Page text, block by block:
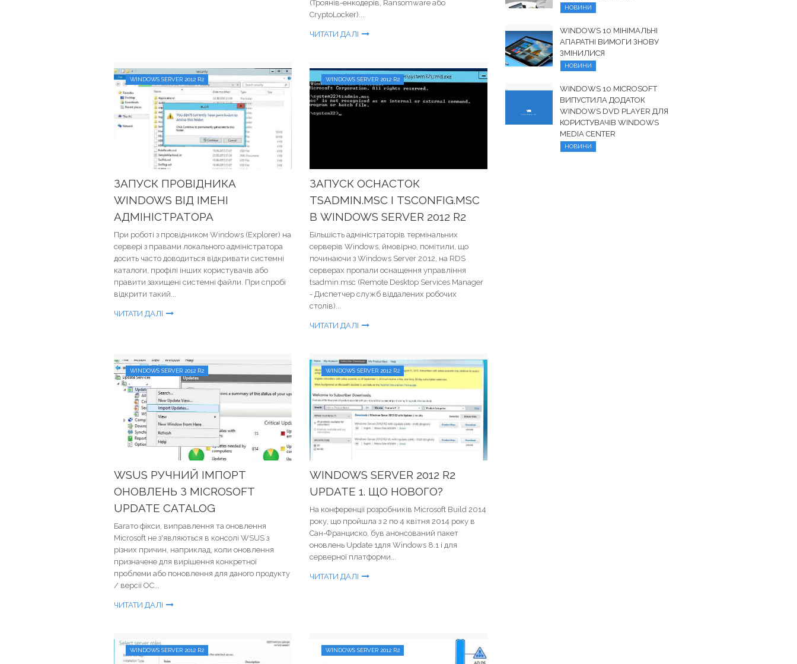
(Троянів-енкодерів, Ransomware або
CryptoLocker)....
ЧИТАТИ ДАЛІ
WINDOWS SERVER 2012 R2
ЗАПУСК ПРОВІДНИКА
WINDOWS ВІД ІМЕНІ
АДМІНІСТРАТОРА
При роботі з провідником Windows (Explorer) на
сервері з правами локального адміністратора
досить часто доводиться відкривати системні
каталоги, профілі інших користувачів або
правити захищені системні файли. При спробі
відкрити такий...
ЧИТАТИ ДАЛІ
WINDOWS SERVER 2012 R2
ЗАПУСК ОСНАСТОК
TSADMIN.MSC І TSCONFIG.MSC
В WINDOWS SERVER 2012 R2
Більшість адміністраторів термінальних
серверів Windows, ймовірно, помітили, що
починаючи з Windows Server 2012, на RDS
серверах пропали оснащення управління
tsadmin.msc (Remote Desktop Services Manager
- Диспетчер служб віддалених робочих
столів)...
ЧИТАТИ ДАЛІ
WINDOWS SERVER 2012 R2
WSUS РУЧНИЙ ІМПОРТ
ОНОВЛЕНЬ З MICROSOFT
UPDATE CATALOG
Багато фікси, виправлення та оновлення
Microsoft не з'являються в консолі WSUS з
різних причин, наприклад, коли оновлення
призначене для вирішення конкретної
проблеми або поновлення для даного продукту
/ версії ОС...
ЧИТАТИ ДАЛІ
WINDOWS SERVER 2012 R2
WINDOWS SERVER 2012 R2
UPDATE 1. ЩО НОВОГО?
На конференції розробників Microsoft Build 2014
року, що пройшла з 2 по 4 квітня 2014 року в
Сан-Франциско, був анонсований пакет
оновлень Update 1для Windows 8.1 і для
серверної платформи...
ЧИТАТИ ДАЛІ
WINDOWS SERVER 2012 R2 WINDOWS SERVER 2012 R2
НОВИНИ
WINDOWS 10 МІНІМАЛЬНІ
АПАРАТНІ ВИМОГИ ЗНОВУ
ЗМІНИЛИСЯ
НОВИНИ
WINDOWS 10 MICROSOFT
ВИПУСТИЛА ДОДАТОК
WINDOWS DVD PLAYER ДЛЯ
КОРИСТУВАЧІВ WINDOWS
MEDIA CENTER
НОВИНИ